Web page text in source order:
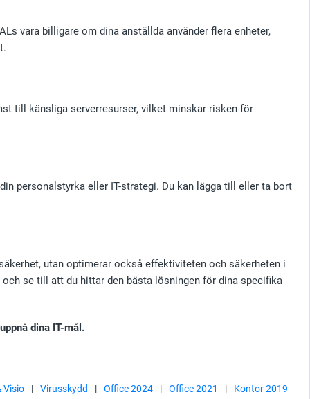
vara billigare om dina anställda använder flera enheter,
till känsliga serverresurser, vilket minskar risken för
personalstyrka eller IT-strategi. Du kan lägga till eller ta bort
utan optimerar också effektiviteten och säkerheten i
se till att du hittar den bästa lösningen för dina specifika
dina IT-mål.
Visio | Virusskydd | Office 2024 | Office 2021 |
Kontor 2019